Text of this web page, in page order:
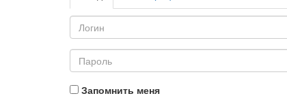
Запомнить меня